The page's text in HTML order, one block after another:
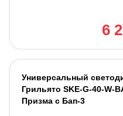
6
Универсальный
Грильято SKE-G-40-W-
Призма с Бап-3